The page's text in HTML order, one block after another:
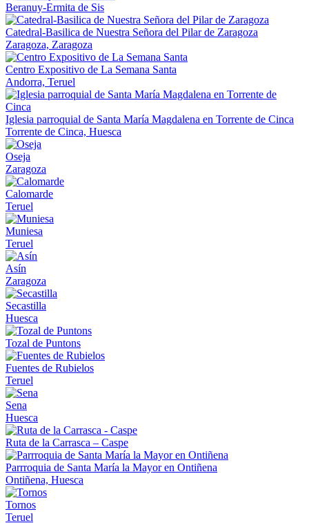
Beranuy-Ermita de Sis
Catedral-Basilica de Nuestra Señora del Pilar de Zaragoza
Zaragoza, Zaragoza
Centro Expositivo de La Semana Santa
Andorra, Teruel
Iglesia parroquial de Santa María Magdalena en Torrente de Cinca
Torrente de Cinca, Huesca
Oseja
Zaragoza
Calomarde
Teruel
Muniesa
Teruel
Asín
Zaragoza
Secastilla
Huesca
Tozal de Puntons
Fuentes de Rubielos
Teruel
Sena
Huesca
Ruta de la Carrasca – Caspe
Parrroquia de Santa María la Mayor en Ontiñena
Ontiñena, Huesca
Tornos
Teruel